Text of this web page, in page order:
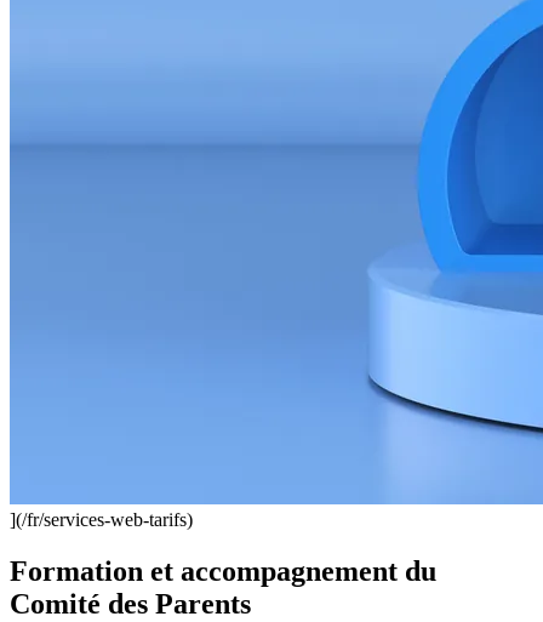
](/fr/services-web-tarifs)
Formation et accompagnement du
Comité des Parents